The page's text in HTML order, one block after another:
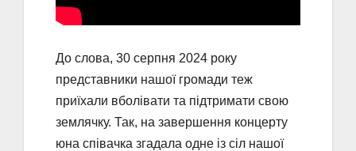
До слова, 30 серпня 2024 року
представники нашої громади теж
приїхали вболівати та підтримати свою
землячку. Так, на завершення концерту
юна співачка згадала одне із сіл нашої